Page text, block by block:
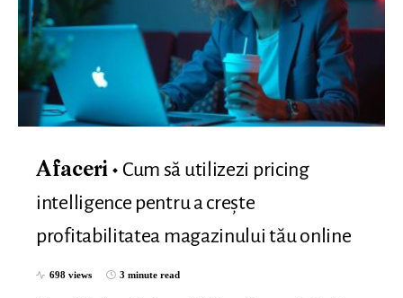
Afaceri
Cum să utilizezi pricing
intelligence pentru a crește
profitabilitatea magazinului tău online
698 views 3 minute read